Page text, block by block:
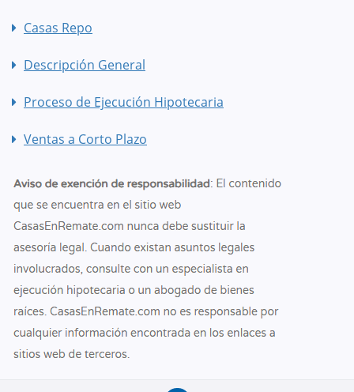
Casas Repo
Descripción General
Proceso de Ejecución Hipotecaria
Ventas a Corto Plazo